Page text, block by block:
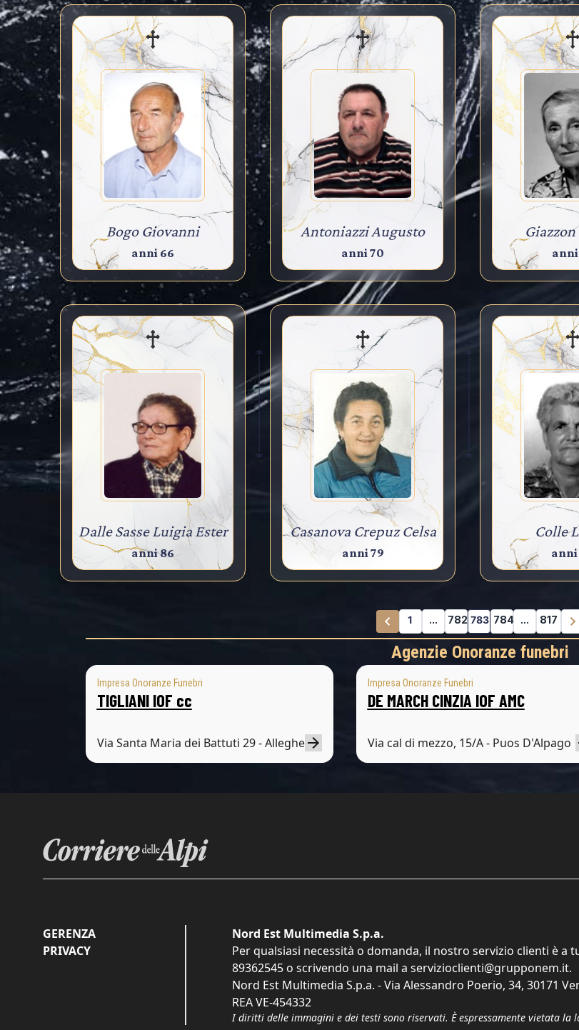
Bogo Giovanni
anni 66
Antoniazzi Augusto
anni 70 anni
Dalle Sasse Luigia Ester
anni 86
Casanova Crepuz Celsa
anni 79
Colle
anni
1 ... 782 783 784 ... 817
Agenzie Onoranze funebri
Impresa Onoranze Funebri
TIGLIANI IOF cc
Via Santa Maria dei Battuti 29 - Alleghe
Impresa Onoranze Funebri
DE MARCH CINZIA IOF AMC
Via cal di mezzo, 15/A - Puos D'Alpago
GERENZA
PRIVACY
Nord Est Multimedia S.p.a.
Per qualsiasi necessità o domanda, il nostro servizio clienti è
89362545 o scrivendo una mail a servizioclienti@grupponem.it.
Nord Est Multimedia S.p.a. - Via Alessandro Poerio, 34, 30171
REA VE-454332
I diritti delle immagini e dei testi sono riservati. È espressamente vietata